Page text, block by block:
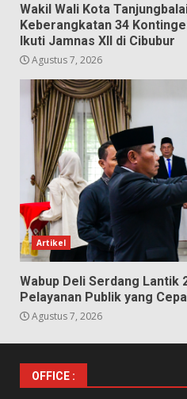
Wakil Wali Kota
Keberangkatan 34
Ikuti Jamnas XII di Cibubur
Agustus 7, 2026
Artikel
Wabup Deli Serdang Lantik
Pelayanan Publik yang
Agustus 7, 2026
OFFICE :